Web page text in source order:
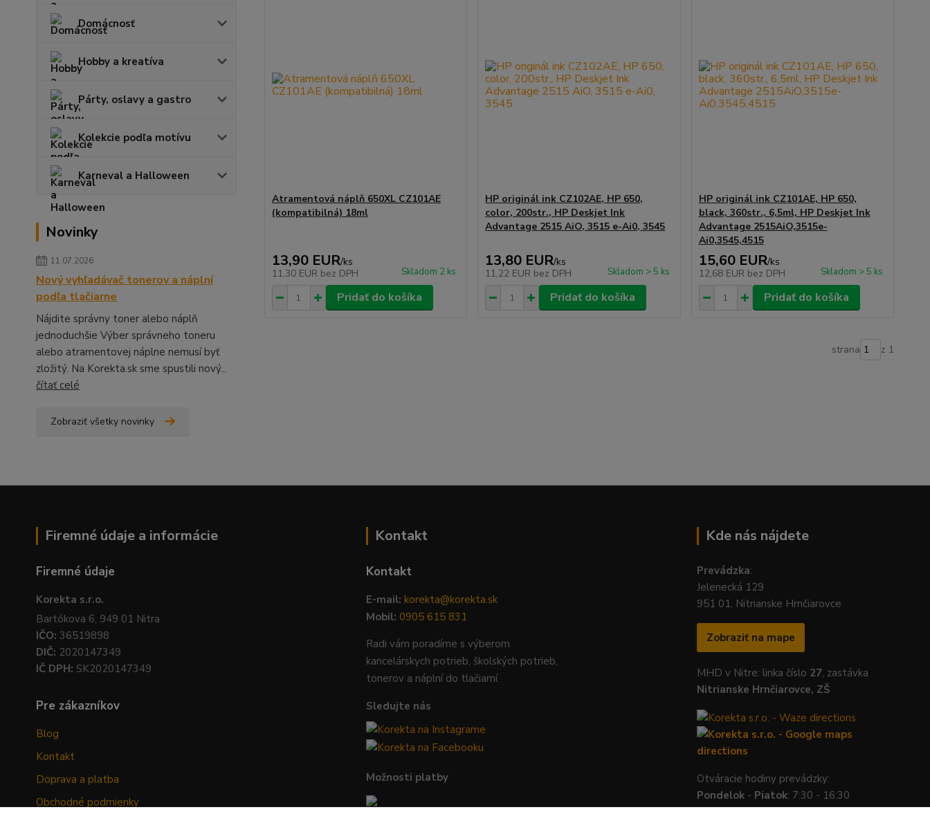
Domácnosť
Hobby a kreatíva
Párty, oslavy a gastro
Kolekcie podľa motívu
Karneval a Halloween
Novinky
11.07.2026
Nový vyhľadávač tonerov a náplní
podľa tlačiarne
Nájdite správny toner alebo náplň
jednoduchšie Výber správneho toneru
alebo atramentovej náplne nemusí byť
zložitý. Na Korekta.sk sme spustili nový...
čítať celé
Zobraziť všetky novinky
Atramentová náplň 650XL CZ101AE
(kompatibilná) 18ml
13,90 EUR/ks
11,30 EUR bez DPH Skladom 2 ks
Pridať do košíka
HP originál ink CZ102AE, HP 650,
color, 200str., HP Deskjet Ink
Advantage 2515 AiO, 3515 e-Ai0, 3545
13,80 EUR/ks
11,22 EUR bez DPH Skladom > 5 ks
Pridať do košíka
HP originál ink CZ101AE, HP 650,
black, 360str., 6,5ml, HP Deskjet Ink
Advantage 2515AiO,3515e-
Ai0,3545,4515
15,60 EUR/ks
12,68 EUR bez DPH Skladom > 5 ks
Pridať do košíka
strana z 1
Firemné údaje a informácie
Firemné údaje
Korekta s.r.o.
Bartókova 6, 949 01 Nitra
IČO: 36519898
DIČ: 2020147349
IČ DPH: SK2020147349
Pre zákazníkov
Blog
Kontakt
Doprava a platba
Obchodné podmienky
Kontakt
Kontakt
E-mail: korekta@korekta.sk
Mobil: 0905 615 831
Radi vám poradíme s výberom
kancelárskych potrieb, školských potrieb,
tonerov a náplní do tlačiarní.
Sledujte nás
Možnosti platby
Kde nás nájdete
Prevádzka:
Jelenecká 129
951 01, Nitrianske Hrnčiarovce
Zobraziť na mape
MHD v Nitre: linka číslo 27, zastávka
Nitrianske Hrnčiarovce, ZŠ
Otváracie hodiny prevádzky:
Pondelok - Piatok: 7:30 - 16:30